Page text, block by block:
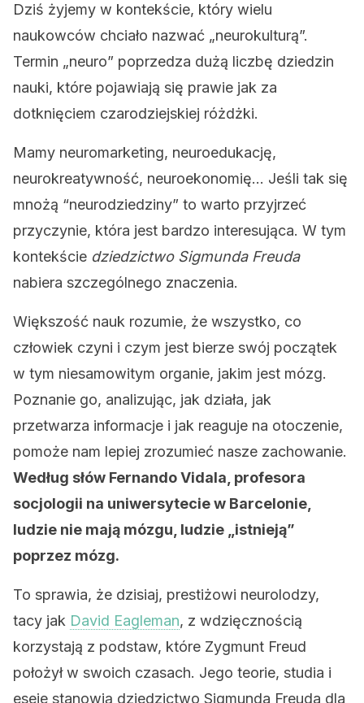
Dziś żyjemy w kontekście, który wielu
naukowców chciało nazwać „neurokulturą”.
Termin „neuro” poprzedza dużą liczbę dziedzin
nauki, które pojawiają się prawie jak za
dotknięciem czarodziejskiej różdżki.
Mamy neuromarketing, neuroedukację,
neurokreatywność, neuroekonomię… Jeśli tak się
mnożą “neurodziedziny” to warto przyjrzeć
przyczynie, która jest bardzo interesująca. W tym
kontekście dziedzictwo Sigmunda Freuda
nabiera szczególnego znaczenia.
Większość nauk rozumie, że wszystko, co
człowiek czyni i czym jest bierze swój początek
w tym niesamowitym organie, jakim jest mózg.
Poznanie go, analizując, jak działa, jak
przetwarza informacje i jak reaguje na otoczenie,
pomoże nam lepiej zrozumieć nasze zachowanie.
Według słów Fernando Vidala, profesora
socjologii na uniwersytecie w Barcelonie,
ludzie nie mają mózgu, ludzie „istnieją”
poprzez mózg.
To sprawia, że ​​dzisiaj, prestiżowi neurolodzy,
tacy jak David Eagleman, z wdzięcznością
korzystają z podstaw, które Zygmunt Freud
położył w swoich czasach. Jego teorie, studia i
eseje stanowią dziedzictwo Sigmunda Freuda dla